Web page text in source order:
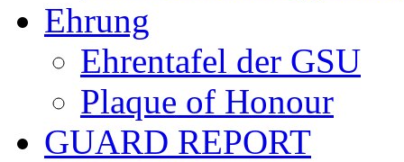
Ehrung
Ehrentafel der GSU
Plaque of Honour
GUARD REPORT